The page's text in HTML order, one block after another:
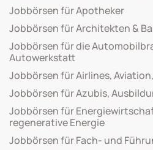
Jobbörsen für Apotheker
Jobbörsen für Architekten &
Jobbörsen für die
Autowerkstatt
Jobbörsen für Airlines,
Jobbörsen für Azubis,
Jobbörsen für
regenerative Energie
Jobbörsen für Fach- und